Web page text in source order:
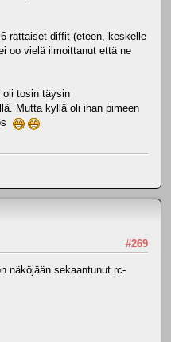
rattaiset diffit (eteen, keskelle
oo vielä ilmoittanut että ne
oli tosin täysin
Mutta kyllä oli ihan pimeen
#269
näköjään sekaantunut rc-